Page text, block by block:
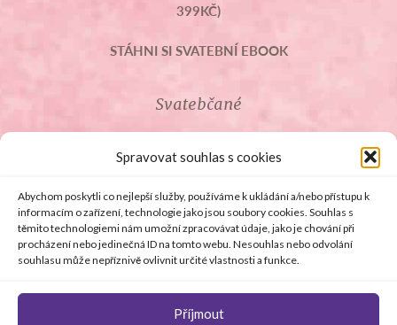
Spravovat souhlas s cookies
Abychom poskytli co nejlepší služby, používáme k ukládání a/nebo přístupu k
informacím o zařízení, technologie jako jsou soubory cookies. Souhlas s
těmito technologiemi nám umožní zpracovávat údaje, jako je chování při
procházení nebo jedinečná ID na tomto webu. Nesouhlas nebo odvolání
souhlasu může nepříznivě ovlivnit určité vlastnosti a funkce.
Příjmout
399KČ)
STÁHNI SI SVATEBNÍ EBOOK
Svatebčané
ROZCESTNÍK PRO SVATEBČANY
SVATEBNÍ PROSLOVY
SVATEBNÍ DARY